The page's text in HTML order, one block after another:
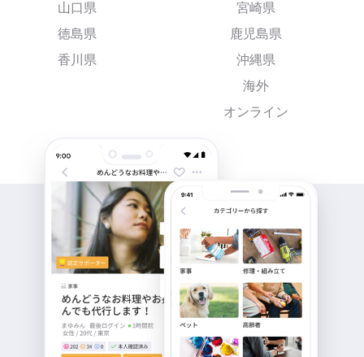
山口県
徳島県
香川県
宮崎県
鹿児島県
沖縄県
海外
オンライン